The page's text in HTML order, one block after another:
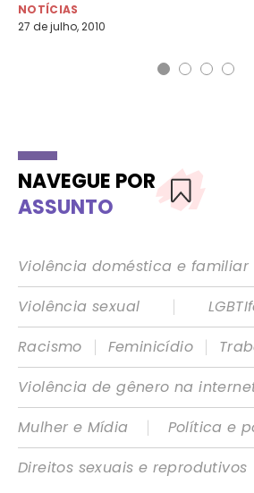
NOTÍCIAS
27 de julho, 2010
NAVEGUE POR
ASSUNTO
Violência doméstica e familiar
Violência sexual
|
Racismo
| Feminicídio |
Violência de gênero na
Mulher e Mídia
|
Política e
Direitos sexuais e reprodutivos